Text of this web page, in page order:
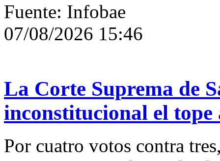
Fuente: Infobae
07/08/2026 15:46
La Corte Suprema de
inconstitucional el tope
Por cuatro votos contra